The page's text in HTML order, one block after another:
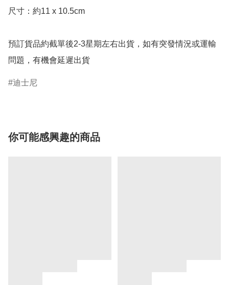
尺寸：約11 x 10.5cm
預訂貨品約截單後2-3星期左右出貨，如有突發情況或運輸
問題，有機會延遲出貨
迪士尼
你可能感興趣的商品